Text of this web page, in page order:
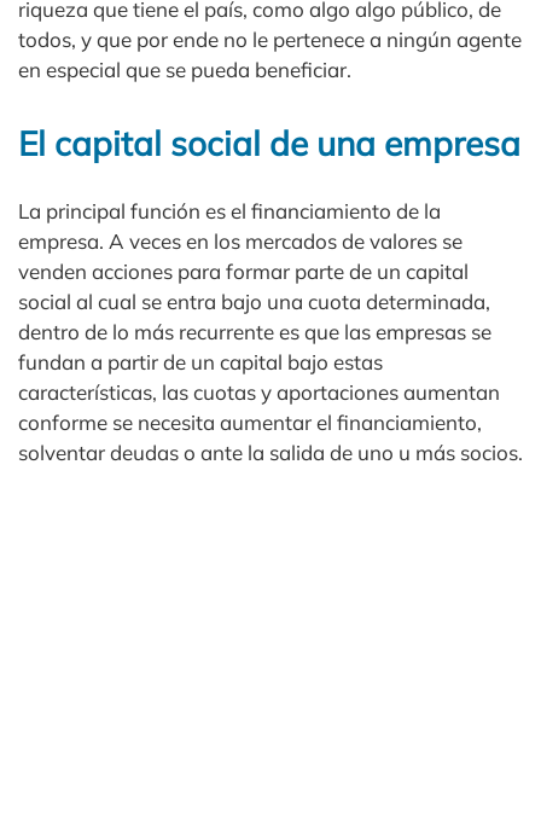
riqueza que tiene el país, como algo algo público, de
todos, y que por ende no le pertenece a ningún agente
en especial que se pueda beneficiar.
El capital social de una empresa
La principal función es el financiamiento de la
empresa. A veces en los mercados de valores se
venden acciones para formar parte de un capital
social al cual se entra bajo una cuota determinada,
dentro de lo más recurrente es que las empresas se
fundan a partir de un capital bajo estas
características, las cuotas y aportaciones aumentan
conforme se necesita aumentar el financiamiento,
solventar deudas o ante la salida de uno u más socios.